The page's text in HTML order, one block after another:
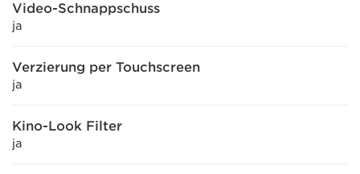
Video-Schnappschuss
ja
Verzierung per Touchscreen
ja
Kino-Look Filter
ja